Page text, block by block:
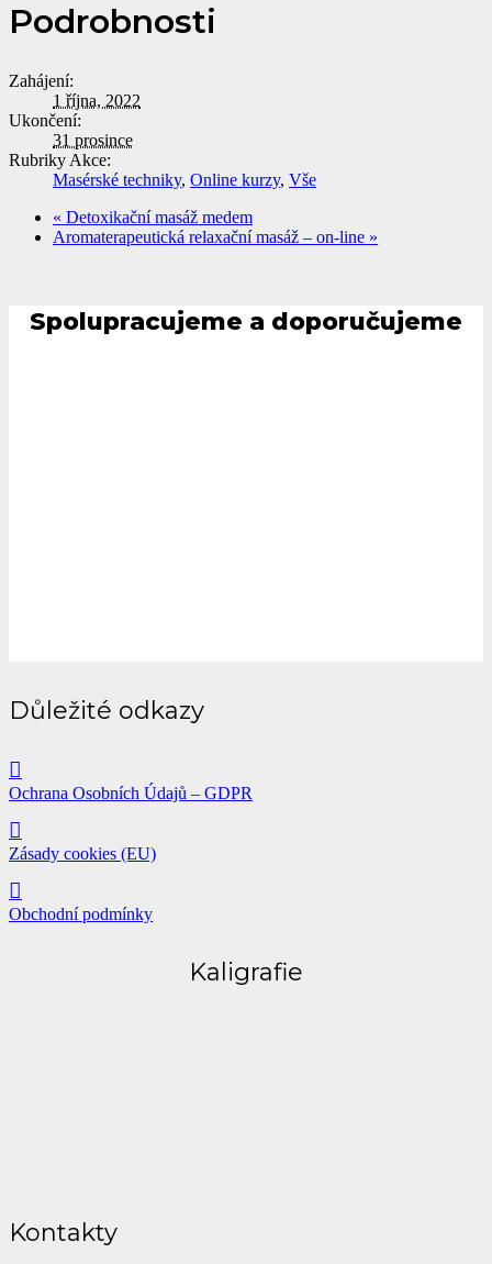
Podrobnosti
Zahájení:
1 října, 2022
Ukončení:
31 prosince
Rubriky Akce:
Masérské techniky, Online kurzy, Vše
« Detoxikační masáž medem
Aromaterapeutická relaxační masáž – on-line »
Spolupracujeme a doporučujeme
Důležité odkazy
Ochrana Osobních Údajů – GDPR
Zásady cookies (EU)
Obchodní podmínky
Kaligrafie
Kontakty